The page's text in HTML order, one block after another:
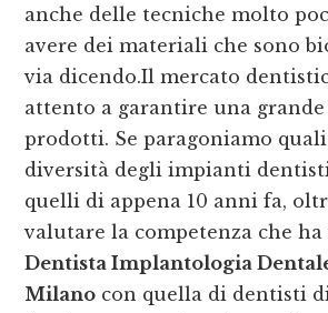
anche delle tecniche molto
avere dei materiali che sono
via dicendo.Il mercato
attento a garantire una
prodotti. Se paragoniamo
diversità degli impianti
quelli di appena 10 anni fa,
valutare la competenza che
Dentista Implantologia
Milano con quella di dentisti